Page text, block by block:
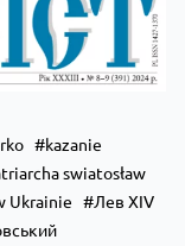
kazanie
swiatosław
Ukrainie
Лев XIV